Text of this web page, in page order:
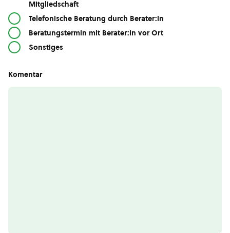
Mitgliedschaft
Telefonische Beratung durch Berater:in
Beratungstermin mit Berater:in vor Ort
Sonstiges
Komentar